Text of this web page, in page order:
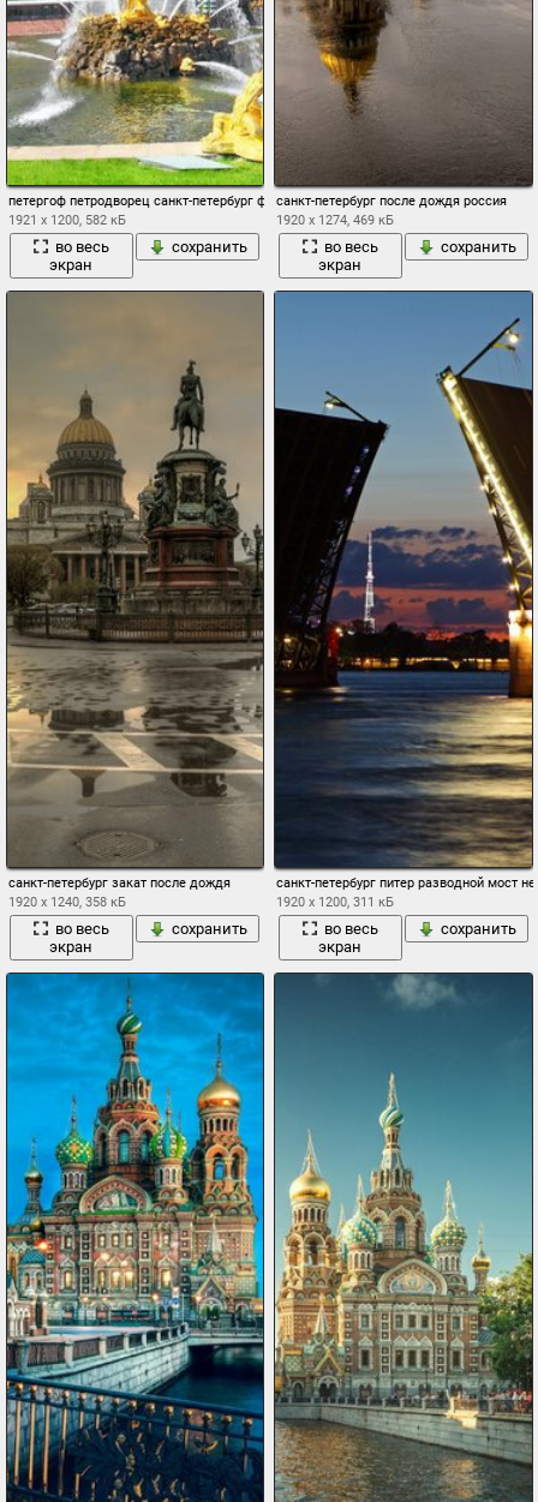
петергоф петродворец санкт-петербург фонтан дворец лето
1921 x 1200, 582 кБ
во весь
экран
сохранить
санкт-петербург после дождя россия
1920 x 1274, 469 кБ
во весь
экран
сохранить
санкт-петербург закат после дождя
1920 x 1240, 358 кБ
во весь
экран
сохранить
санкт-петербург питер разводной мост
1920 x 1200, 311 кБ
во весь
экран
сохранить